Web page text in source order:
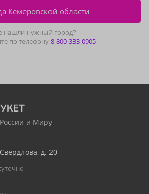
Кемеровской области
нашли нужный город?
по телефону8-800-333-0905
и Миру
д. 20